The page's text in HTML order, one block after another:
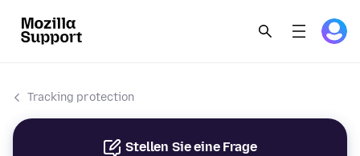
Tracking protection
Stellen Sie eine Frage